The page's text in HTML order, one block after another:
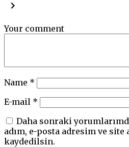
Your comment
Name *
E-mail *
Daha sonraki
adım, e-posta adresim ve site
kaydedilsin.